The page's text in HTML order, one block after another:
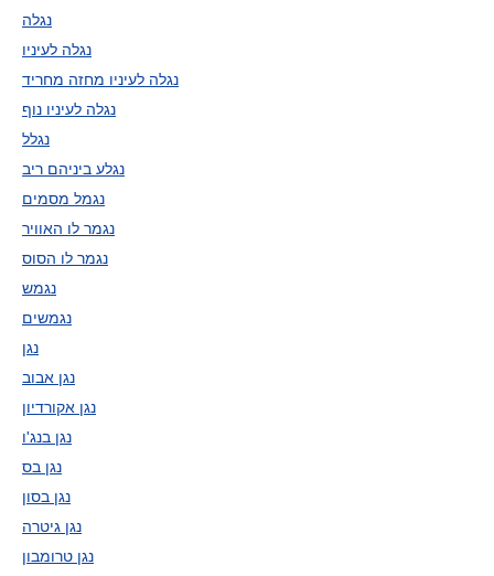
נגלה
נגלה לעיניו
נגלה לעיניו מחזה מחריד
נגלה לעיניו נוף
נגלל
נגלע ביניהם ריב
נגמל מסמים
נגמר לו האוויר
נגמר לו הסוס
נגמש
נגמשים
נגן
נגן אבוב
נגן אקורדיון
נגן בנג'ו
נגן בס
נגן בסון
נגן גיטרה
נגן טרומבון